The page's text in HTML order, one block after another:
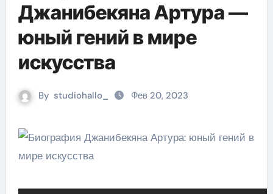
Джанибекяна Артура —
юный гений в мире
искусства
By studiohallo_ Фев 20, 2023